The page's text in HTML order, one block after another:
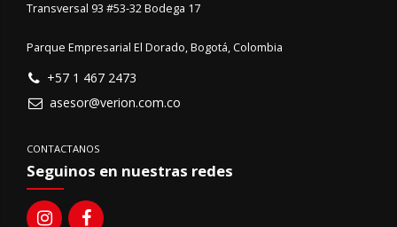
Transversal 93 #53-32 Bodega 17
Parque Empresarial El Dorado, Bogotá, Colombia
+57 1 467 2473
asesor@verion.com.co
CONTACTANOS
Seguinos en nuestras redes